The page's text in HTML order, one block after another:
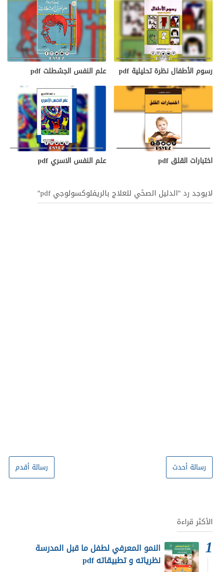
رسوم الأطفال نظرة تحليلية pdf علم النفس الجشطلت pdf
اختبارات القلق pdf علم النفس الاسري pdf
لايوجد رد "الدليل الصحًي للعلاج بالريفلوكسولوجي pdf"
رسالة أحدث رسالة أقدم
الأكثر قراءة
النمو المعرفي لطفل ما قبل المدرسة
نظرياته و تطبيقاته pdf